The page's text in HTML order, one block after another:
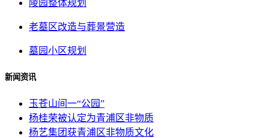
陵园整体规划
老墓区改造与葬景营造
墓园小区规划
新闻资讯
玉苍山间一“公园”
杨桂荣被认定为青浦区非物质
杨艺集团获青浦区非物质文化